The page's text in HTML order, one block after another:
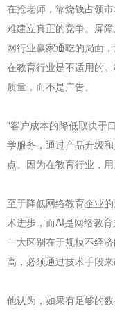
在抢老师，靠烧钱占领
难建立真正的竞争。屏
网行业赢家通吃的局面
在教育行业是不适用的
质量，而不是广告。
"客户成本的降低取决于
学服务，通过产品升级
点。因为在教育行业，
至于降低网络教育企业
术进步，而AI是网络教
一大区别在于规模不经
高，必须通过技术手段
他认为，如果有足够的